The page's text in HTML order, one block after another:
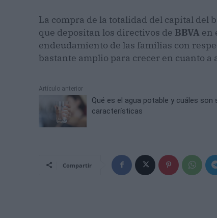
La compra de la totalidad del capital del
que depositan los directivos de BBVA en
endeudamiento de las familias con
bastante amplio para crecer en cuanto
Artículo anterior
Qué es el agua potable y cuáles son
características
Compartir